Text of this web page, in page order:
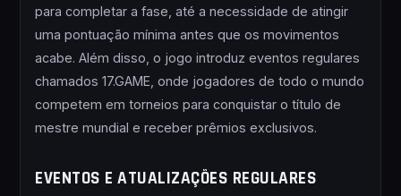
para completar a fase, até a necessidade de atingir
uma pontuação mínima antes que os movimentos
acabe. Além disso, o jogo introduz eventos regulares
chamados 17.GAME, onde jogadores de todo o mundo
competem em torneios para conquistar o título de
mestre mundial e receber prêmios exclusivos.
EVENTOS E ATUALIZAÇÕES REGULARES